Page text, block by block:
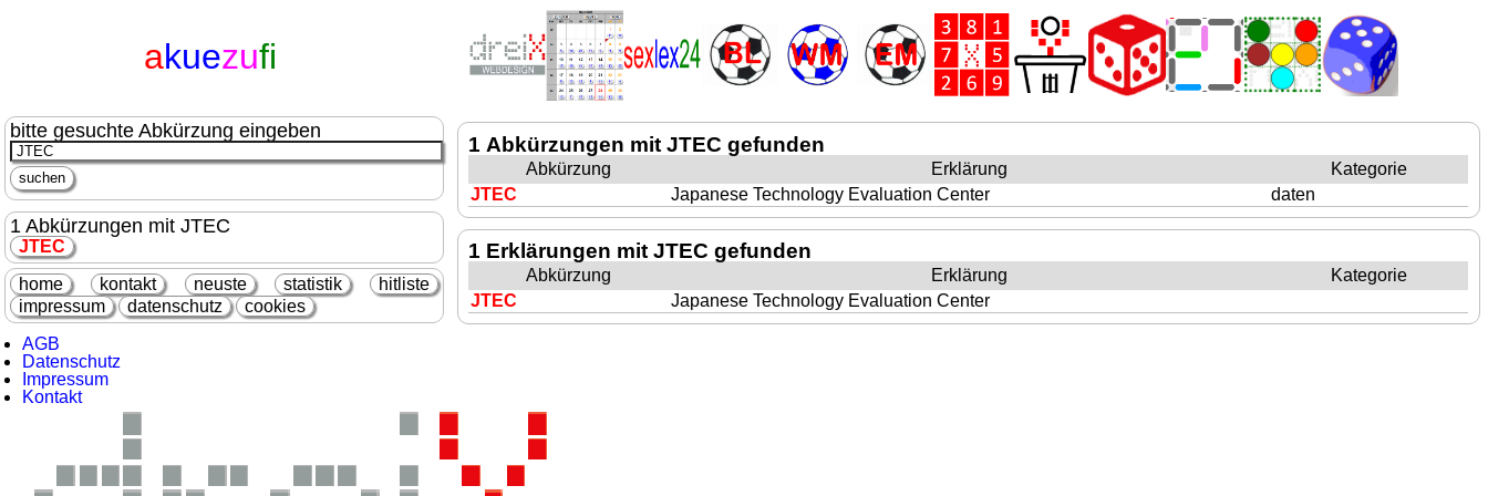
akuezufi
bitte gesuchte Abkürzung eingeben
1 Abkürzungen mit JTEC
JTEC
home kontakt neuste statistik
hitliste
impressum
datenschutz cookies
1 Abkürzungen mit JTEC gefunden
Abkürzung Erklärung
Kategorie
JTEC
Japanese Technology Evaluation Center daten
1 Erklärungen mit JTEC gefunden
Abkürzung Erklärung
Kategorie
JTEC
Japanese Technology Evaluation Center
AGB
Datenschutz
Impressum
Kontakt